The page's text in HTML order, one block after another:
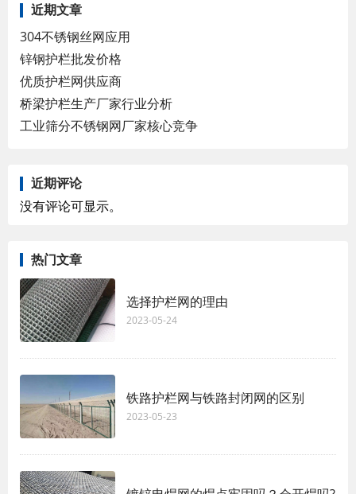
近期文章
304不锈钢丝网应用
锌钢护栏批发价格
优质护栏网供应商
桥梁护栏生产厂家行业分析
工业筛分不锈钢网厂家核心竞争
近期评论
没有评论可显示。
热门文章
选择护栏网的理由
2023-05-24
铁路护栏网与铁路封闭网的区别
2023-05-23